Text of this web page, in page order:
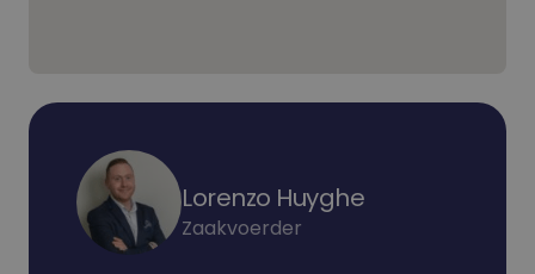
Lorenzo Huyghe
Zaakvoerder